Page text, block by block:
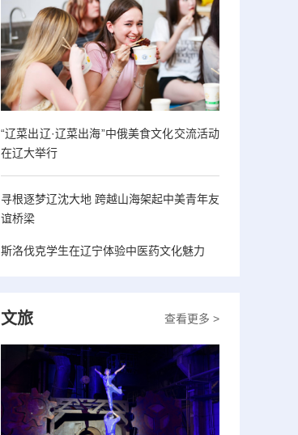
“辽菜出辽·辽菜出海”中俄美食文化交流活动
在辽大举行
寻根逐梦辽沈大地 跨越山海架起中美青年友
谊桥梁
斯洛伐克学生在辽宁体验中医药文化魅力
查看更多 >
文旅